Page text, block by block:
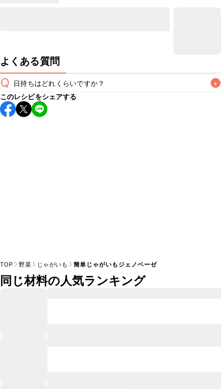
よくある質問
Q 日持ちはどれくらいですか？ +
保存期間は冷蔵で翌日中が目安です。なるべくお早めにお召
し上がりください。
このレシピをシェアする
TOP 野菜 じゃがいも 簡単じゃがいもジェノベーゼ
同じ材料の人気ランキング